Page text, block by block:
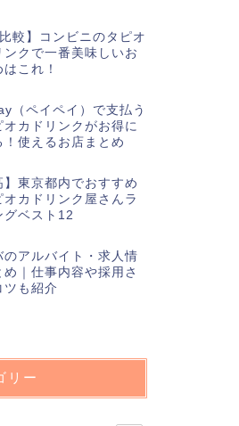
比較】コンビニのタピオ
ンクで一番美味しいお
これ！
（ペイペイ）で支払う
オカドリンクがお得に
！使えるお店まとめ
】東京都内でおすすめ
オカドリンク屋さんラ
グベスト12
のアルバイト・求人情
め｜仕事内容や採用さ
ツも紹介
リー